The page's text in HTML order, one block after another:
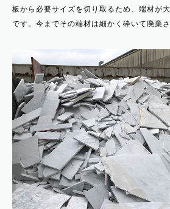
板から必要サイズを切り取るため、端材が
です。今までその端材は細かく砕いて廃棄さ